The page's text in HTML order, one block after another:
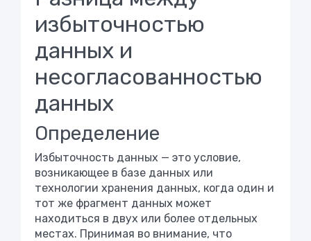
избыточностью
данных и
несогласованностью
данных
Определение
Избыточность данных — это условие,
возникающее в базе данных или
технологии хранения данных, когда один и
тот же фрагмент данных может
находиться в двух или более отдельных
местах. Принимая во внимание, что